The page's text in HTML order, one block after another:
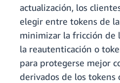
actualización, los
elegir entre tokens de
minimizar la fricción de
la reautenticación o
para protegerse mejor
derivados de los tokens